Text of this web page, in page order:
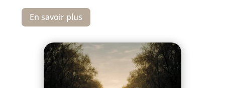
En savoir plus